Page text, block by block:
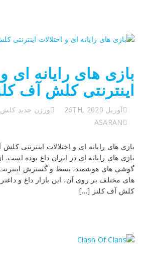
بازی های رایانه ای
اینترنتی کلش آف
آوریل 26TH, 2020 ورژن جدید کلش
ASARAN
بازی های رایانه ای و اختلالات اینترنتی
بازی های رایانه ای در ایران داغ بوده
گوشی های هوشمند، بسط و گسترش
های مختلف بر روی آن، این بازار داغ و
کلش آف کلنز […]